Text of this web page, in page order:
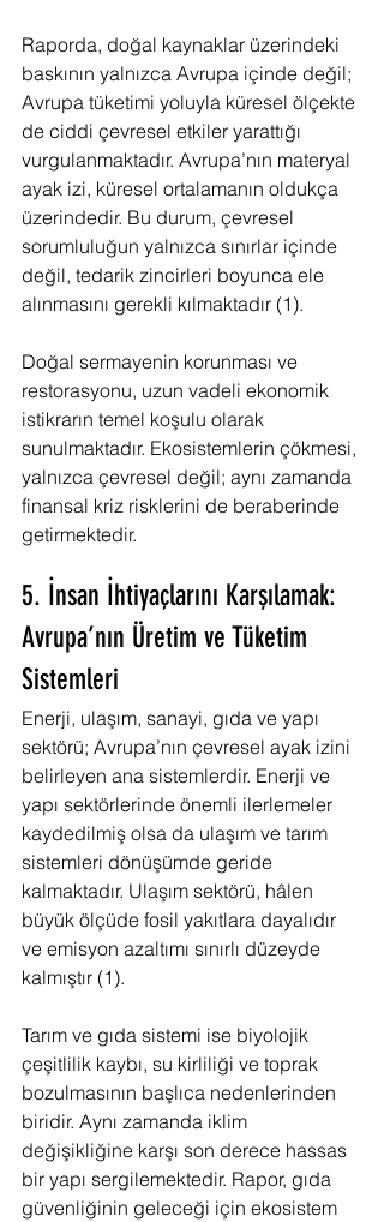
Raporda, doğal kaynaklar üzerindeki
baskının yalnızca Avrupa içinde değil;
Avrupa tüketimi yoluyla küresel ölçekte
de ciddi çevresel etkiler yarattığı
vurgulanmaktadır. Avrupa’nın materyal
ayak izi, küresel ortalamanın oldukça
üzerindedir. Bu durum, çevresel
sorumluluğun yalnızca sınırlar içinde
değil, tedarik zincirleri boyunca ele
alınmasını gerekli kılmaktadır (1).
Doğal sermayenin korunması ve
restorasyonu, uzun vadeli ekonomik
istikrarın temel koşulu olarak
sunulmaktadır. Ekosistemlerin çökmesi,
yalnızca çevresel değil; aynı zamanda
finansal kriz risklerini de beraberinde
getirmektedir.
5. İnsan İhtiyaçlarını Karşılamak:
Avrupa’nın Üretim ve Tüketim
Sistemleri
Enerji, ulaşım, sanayi, gıda ve yapı
sektörü; Avrupa’nın çevresel ayak izini
belirleyen ana sistemlerdir. Enerji ve
yapı sektörlerinde önemli ilerlemeler
kaydedilmiş olsa da ulaşım ve tarım
sistemleri dönüşümde geride
kalmaktadır. Ulaşım sektörü, hâlen
büyük ölçüde fosil yakıtlara dayalıdır
ve emisyon azaltımı sınırlı düzeyde
kalmıştır (1).
Tarım ve gıda sistemi ise biyolojik
çeşitlilik kaybı, su kirliliği ve toprak
bozulmasının başlıca nedenlerinden
biridir. Aynı zamanda iklim
değişikliğine karşı son derece hassas
bir yapı sergilemektedir. Rapor, gıda
güvenliğinin geleceği için ekosistem